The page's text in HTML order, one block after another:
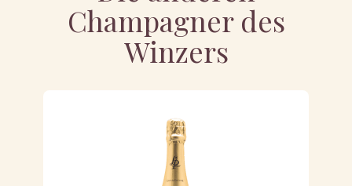
Champagner des
Winzers